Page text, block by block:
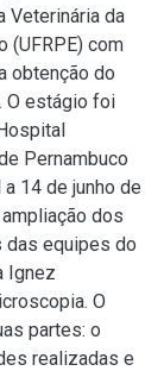
Veterinária da
(UFRPE) com
obtenção do
O estágio foi
Pernambuco
14 de junho de
dos
das equipes do
Ignez
O
partes: o
realizadas e